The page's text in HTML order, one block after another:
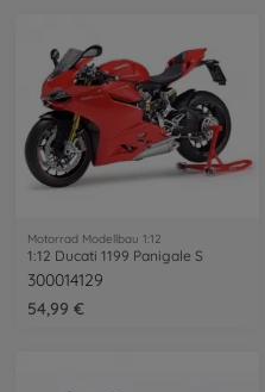
Motorrad Modellbau 1:12
1:12 Ducati 1199 Panigale S
300014129
54,99 €